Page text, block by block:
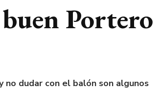
Portero
no dudar con el balón son algunos